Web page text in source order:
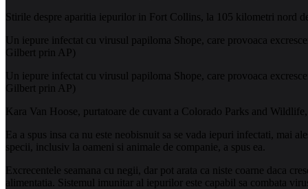
Stirile despre aparitia iepurilor in Fort Collins, la 105 kilometri nord
Un iepure infectat cu virusul papiloma Shope, care provoaca
Gilbert prin AP)
Un iepure infectat cu virusul papiloma Shope, care provoaca
Gilbert prin AP)
Kara Van Hoose, purtatoare de cuvant a Colorado Parks and
Ea a spus insa ca nu este neobisnuit sa se vada iepuri infectati, mai
specii, inclusiv la oameni si animale de companie, a spus ea.
Excrecentele seamana cu negii, dar pot arata ca niste coarne daca
alimentatia. Sistemul imunitar al iepurilor este capabil sa combata